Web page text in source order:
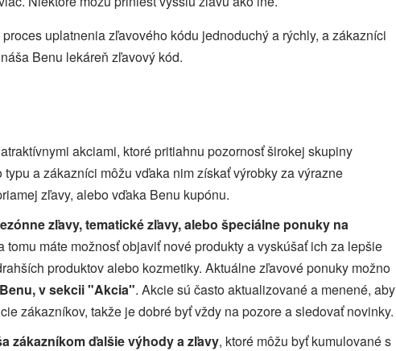
uplatnenia zľavového kódu jednoduchý a rýchly, a zákazníci
Benu lekáreň zľavový kód.
akciami, ktoré pritiahnu pozornosť širokej skupiny
a zákazníci môžu vďaka nim získať výrobky za výrazne
zľavy, alebo vďaka Benu kupónu.
zľavy, tematické zľavy, alebo špeciálne ponuky na
tomu máte možnosť objaviť nové produkty a vyskúšať ich za lepšie
produktov alebo kozmetiky. Aktuálne zľavové ponuky možno
v sekcii "Akcia". Akcie sú často aktualizované a menené, aby
zákazníkov, takže je dobré byť vždy na pozore a sledovať novinky.
zákazníkom ďalšie výhody a zľavy, ktoré môžu byť kumulované s